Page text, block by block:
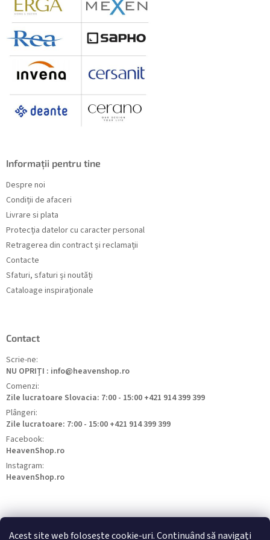
Acest site web folosește cookie-uri. Continuând să navigați
Informații pentru tine
Despre noi
Condiții de afaceri
Livrare si plata
Protecția datelor cu caracter personal
Retragerea din contract și reclamații
Contacte
Sfaturi, sfaturi și noutăți
Cataloage inspiraționale
Contact
Scrie-ne:
NU OPRIȚI : info@heavenshop.ro
Comenzi:
Zile lucratoare Slovacia: 7:00 - 15:00 +421 914 399 399
Plângeri:
Zile lucratoare: 7:00 - 15:00 +421 914 399 399
Facebook:
HeavenShop.ro
Instagram:
HeavenShop.ro